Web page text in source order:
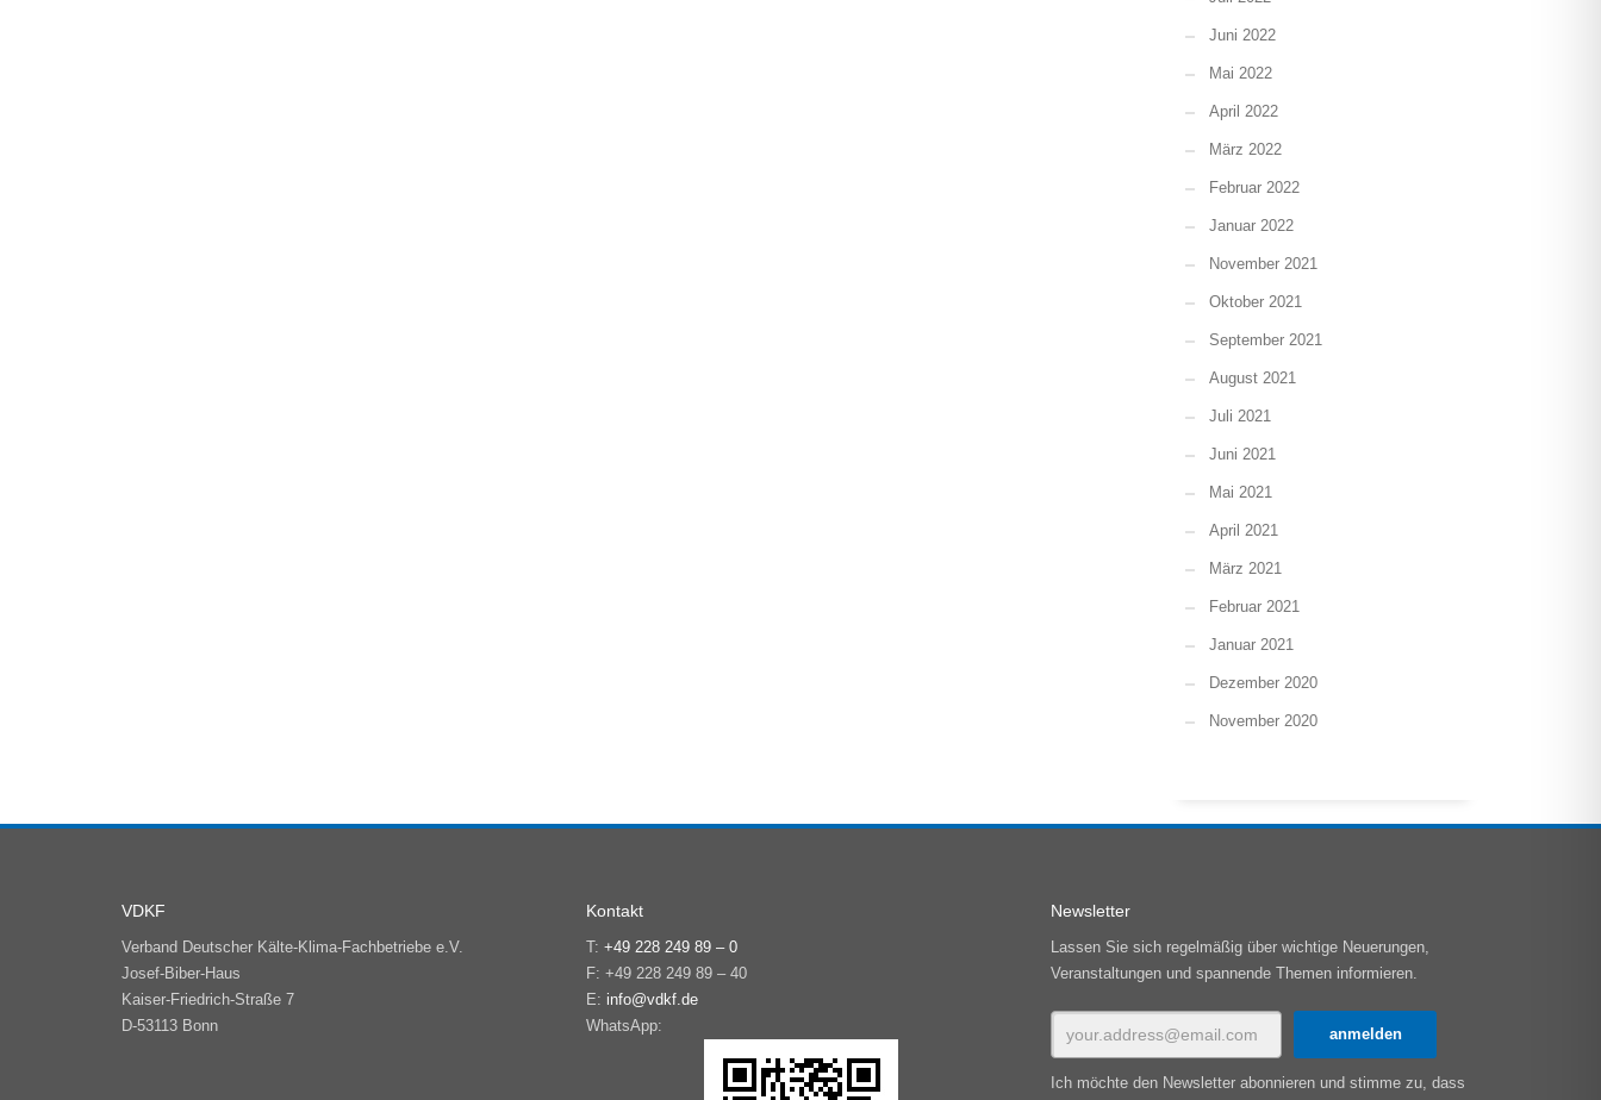
Juni 2022
Mai 2022
April 2022
März 2022
Februar 2022
Januar 2022
November 2021
Oktober 2021
September 2021
August 2021
Juli 2021
Juni 2021
Mai 2021
April 2021
März 2021
Februar 2021
Januar 2021
Dezember 2020
November 2020
VDKF
Verband Deutscher Kälte-Klima-Fachbetriebe e.V.
Josef-Biber-Haus
Kaiser-Friedrich-Straße 7
D-53113 Bonn
Kontakt
T: +49 228 249 89 – 0
F: +49 228 249 89 – 40
E: info@vdkf.de
WhatsApp:
Newsletter
Lassen Sie sich regelmäßig über wichtige Neuerungen,
Veranstaltungen und spannende Themen informieren.
Ich möchte den Newsletter abonnieren und stimme zu, dass